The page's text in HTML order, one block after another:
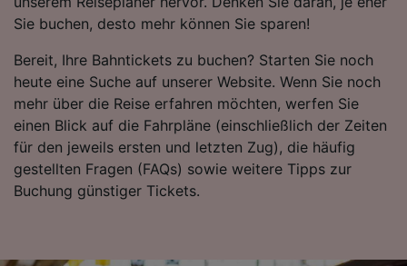
Sie buchen, desto mehr können Sie sparen!
Bereit, Ihre Bahntickets zu buchen? Starten Sie noch
heute eine Suche auf unserer Website. Wenn Sie noch
mehr über die Reise erfahren möchten, werfen Sie
einen Blick auf die Fahrpläne (einschließlich der Zeiten
für den jeweils ersten und letzten Zug), die häufig
gestellten Fragen (FAQs) sowie weitere Tipps zur
Buchung günstiger Tickets.
werden unseren Partnern signalisiert und
haben keinen Einfluss auf Surfdaten. Ihre
Daten werden nicht für Tracking-Zwecke
verwendet, wenn Sie uns gebeten haben, Ihr
Surfverhalten nicht zu verfolgen.
Wir und unsere Partner verarbeiten Daten, um
Folgendes bereitzustellen:
Verwendung genauer Standortdaten.
Endgeräteeigenschaften zur Identifikation